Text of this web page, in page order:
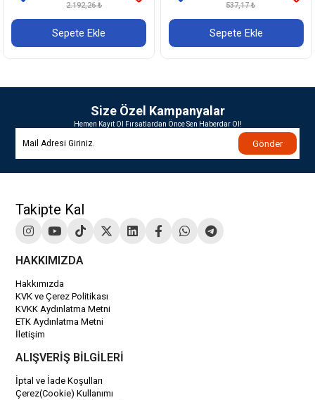
2.192,26 ₺
Sepete Ekle
537,17 ₺
Sepete Ekle
Size Özel Kampanyalar
Hemen Kayıt Ol Fırsatlardan Önce Sen Haberdar Ol!
Gönder
Takipte Kal
HAKKIMIZDA
Hakkımızda
KVK ve Çerez Politikası
KVKK Aydınlatma Metni
ETK Aydınlatma Metni
İletişim
ALIŞVERİŞ BİLGİLERİ
İptal ve İade Koşulları
Çerez(Cookie) Kullanımı